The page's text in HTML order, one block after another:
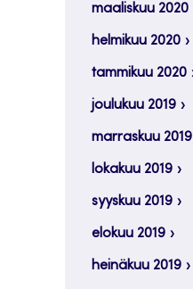
maaliskuu 2020
helmikuu 2020
tammikuu 2020
joulukuu 2019
marraskuu 2019
lokakuu 2019
syyskuu 2019
elokuu 2019
heinäkuu 2019